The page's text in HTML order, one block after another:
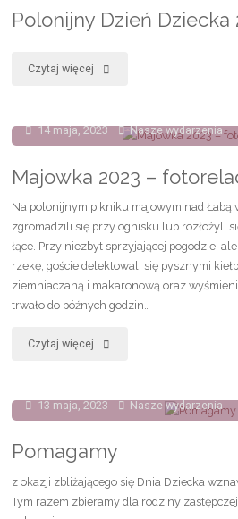
fotorelacja"
Polonijny Dzień Dziecka
Czytaj więcej "Polonijny
Dziecka
14 maja, 2023 Nasze wydarzenia
Majowka 2023 –
Na polonijnym pikniku majowym nad Łabą
zgromadzili się przy ognisku lub rozłożyli
łące. Przy niezbyt sprzyjającej pogodzie,
rzekę, goście delektowali się pysznymi
ziemniaczaną i makaronową oraz
trwało do późnych godzin…
Czytaj więcej "Majowka
–
13 maja, 2023 Nasze wydarzenia
Pomagamy
z okazji zbliżającego się Dnia Dziecka
Tym razem zbieramy dla rodziny